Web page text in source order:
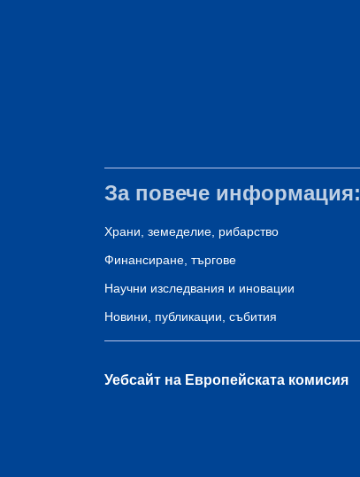
За повече информация:
Храни, земеделие, рибарство
Финансиране, търгове
Научни изследвания и иновации
Новини, публикации, събития
Уебсайт на Европейската комисия